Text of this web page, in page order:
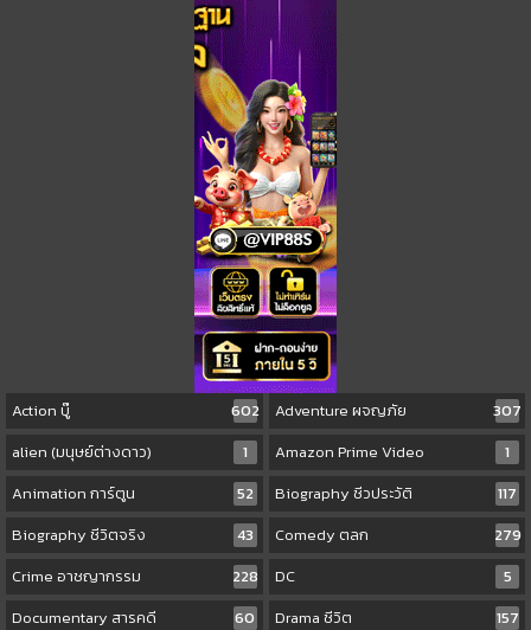
Action บู๊ 602 Adventure ผจญภัย
307
alien (มนุษย์ต่างดาว)
1 Amazon Prime Video
1
Animation การ์ตูน
52 Biography ชีวประวัติ
117
Biography ชีวิตจริง
43 Comedy ตลก
279
Crime อาชญากรรม
228 DC
5
Documentary สารคดี
60 Drama ชีวิต
157